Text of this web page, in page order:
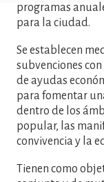
programas
para la ciudad.
Se establecen
subvenciones
de ayudas
para fomentar
dentro de los
popular, las
convivencia y la
Tienen como